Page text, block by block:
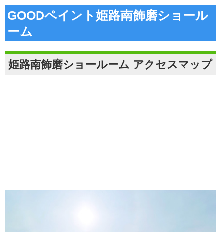
GOODペイント姫路南飾磨ショール
ーム
姫路南飾磨ショールーム アクセスマップ